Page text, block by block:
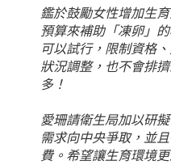
鑑於鼓勵女性增加生
預算來補助「凍卵」
可以試行，限制資格
狀況調整，也不會排
多！
愛珊請衛生局加以研
需求向中央爭取，並
費。希望讓生育環境